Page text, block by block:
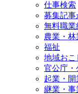
仕事検索
募集記事
無料職業
農業・林
福祉
地域おこ
官公庁・
起業・開
継業・事